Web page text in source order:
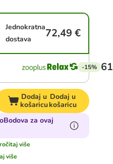
Jednokratna
dostava
72,49 €
-15%
Dodaj u
košaricu
Dodaj u
košaricu
za ovaj
više
više